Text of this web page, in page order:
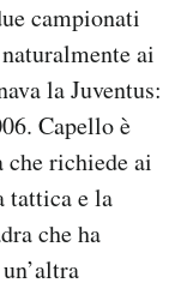
campionati
ai
la Juventus:
Capello è
che richiede ai
tattica e la
che ha